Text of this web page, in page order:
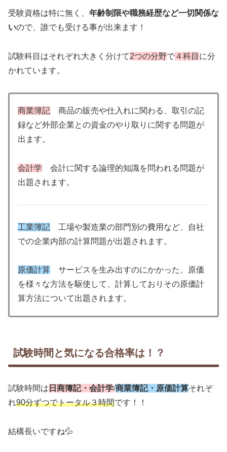
受験資格は特に無く、 年齢制限や職務経歴など一切関係な
いので、誰でも受ける事が出来ます！
試験科目はそれぞれ大きく分けて2つの分野で４科目 に分
かれています。
商業簿記 商品の販売や仕入れに関わる、取引の記
録など外部企業との資金のやり取りに関する問題が
出ます。
会計学 会計に関する論理的知識を問われる問題が
出題されます。
工業簿記 工場や製造業の部門別の費用など、自社
での企業内部の計算問題が出題されます。
原価計算 サービスを生み出すのにかかった、原価
を様々な方法を駆使して、計算しておりその原価計
算方法について出題されます。
試験時間と気になる合格率は！？
試験時間は 日商簿記・会計学/商業簿記・原価計算それぞ
れ90分ずつでトータル３時間です！！
結構長いですね💦